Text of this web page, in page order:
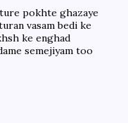
pokhte ghazaye
vasam bedi ke
ke enghad
semejiyam too